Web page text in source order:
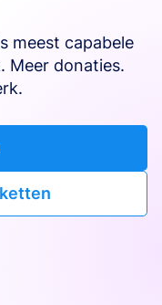
meest capabele
Meer donaties.